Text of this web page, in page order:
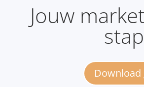
Jouw
Download